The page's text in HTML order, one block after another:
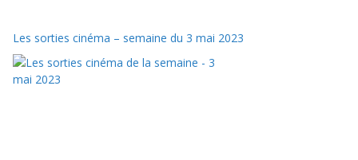
Les sorties cinéma – semaine du 3 mai 2023